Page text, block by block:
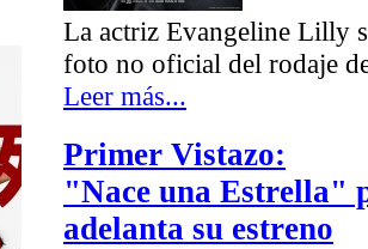
La actriz Evangeline Lilly
foto no oficial del rodaje
Leer más...
Primer Vistazo:
"Nace una Estrella"
adelanta su estreno